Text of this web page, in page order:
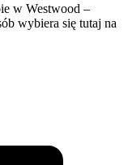
w Westwood –
wybiera się tutaj na